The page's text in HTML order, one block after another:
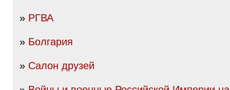
» РГВА
» Болгария
» Салон друзей